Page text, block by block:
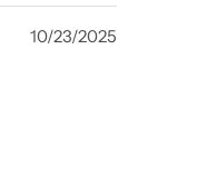
10/23/2025